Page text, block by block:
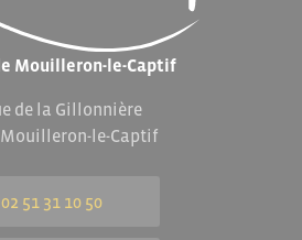
Mouilleron-le-Captif
de la Gillonnière
Mouilleron-le-Captif
02 51 31 10 50